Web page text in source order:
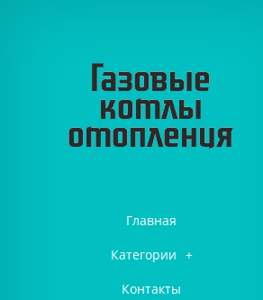
Главная
Категории +
Контакты